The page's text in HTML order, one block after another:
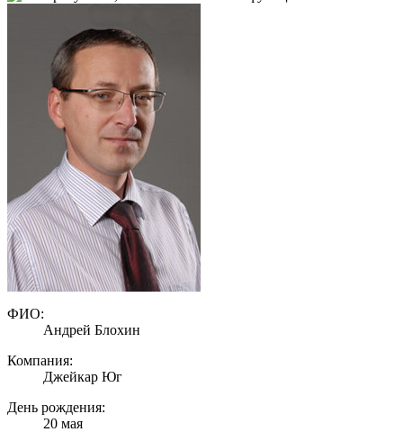
ФИО:
Андрей Блохин
Компания:
Джейкар Юг
День рождения:
20 мая